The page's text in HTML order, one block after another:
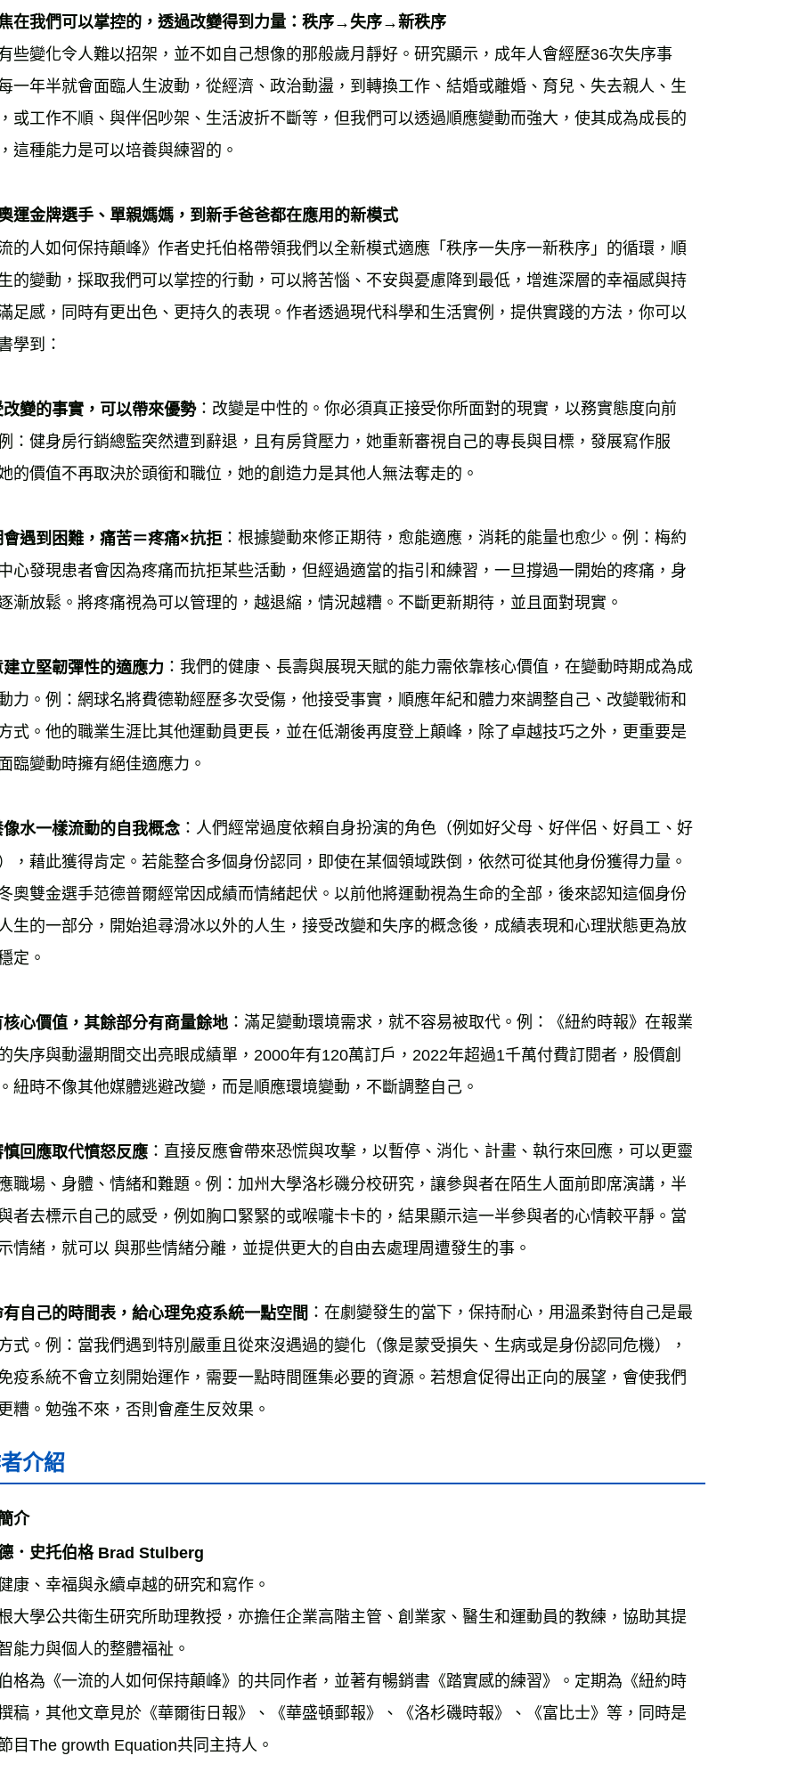
在我們可以掌控的，透過改變得到力量：秩序→失序→新秩序
些變化令人難以招架，並不如自己想像的那般歲月靜好。研究顯示，成年人會經歷36次失序事
一年半就會面臨人生波動，從經濟、政治動盪，到轉換工作、結婚或離婚、育兒、失去親人、生
或工作不順、與伴侶吵架、生活波折不斷等，但我們可以透過順應變動而強大，使其成為成長的
這種能力是可以培養與練習的。
運金牌選手、單親媽媽，到新手爸爸都在應用的新模式
的人如何保持顛峰》作者史托伯格帶領我們以全新模式適應「秩序一失序一新秩序」的循環，順
的變動，採取我們可以掌控的行動，可以將苦惱、不安與憂慮降到最低，增進深層的幸福感與持
足感，同時有更出色、更持久的表現。作者透過現代科學和生活實例，提供實踐的方法，你可以
學到：
改變的事實，可以帶來優勢：改變是中性的。你必須真正接受你所面對的現實，以務實態度向前
：健身房行銷總監突然遭到辭退，且有房貸壓力，她重新審視自己的專長與目標，發展寫作服
的價值不再取決於頭銜和職位，她的創造力是其他人無法奪走的。
會遇到困難，痛苦＝疼痛×抗拒 ：根據變動來修正期待，愈能適應，消耗的能量也愈少。例：梅約
心發現患者會因為疼痛而抗拒某些活動，但經過適當的指引和練習，一旦撐過一開始的疼痛，身
漸放鬆。將疼痛視為可以管理的，越退縮，情況越糟。不斷更新期待，並且面對現實。
立堅韌彈性的適應力 ：我們的健康、長壽與展現天賦的能力需依靠核心價值，在變動時期成為成
力。例：網球名將費德勒經歷多次受傷，他接受事實，順應年紀和體力來調整自己、改變戰術和
式。他的職業生涯比其他運動員更長，並在低潮後再度登上顛峰，除了卓越技巧之外，更重要是
臨變動時擁有絕佳適應力。
像水一樣流動的自我概念：人們經常過度依賴自身扮演的角色（例如好父母、好伴侶、好員工、好
，藉此獲得肯定。若能整合多個身份認同，即使在某個領域跌倒，依然可從其他身份獲得力量。
奧雙金選手范德普爾經常因成績而情緒起伏。以前他將運動視為生命的全部，後來認知這個身份
生的一部分，開始追尋滑冰以外的人生，接受改變和失序的概念後，成績表現和心理狀態更為放
定。
核心價值，其餘部分有商量餘地 ：滿足變動環境需求，就不容易被取代。例：《紐約時報》在報業
失序與動盪期間交出亮眼成績單，2000年有120萬訂戶，2022年超過1千萬付費訂閱者，股價創
紐時不像其他媒體逃避改變，而是順應環境變動，不斷調整自己。
慎回應取代憤怒反應 ：直接反應會帶來恐慌與攻擊，以暫停、消化、計畫、執行來回應，可以更靈
職場、身體、情緒和難題。例：加州大學洛杉磯分校研究，讓參與者在陌生人面前即席演講，半
者去標示自己的感受，例如胸口緊緊的或喉嚨卡卡的，結果顯示這一半參與者的心情較平靜。當
情緒，就可以 與那些情緒分離，並提供更大的自由去處理周遭發生的事。
自己的時間表，給心理免疫系統一點空間 ：在劇變發生的當下，保持耐心，用溫柔對待自己是最
式。例：當我們遇到特別嚴重且從來沒遇過的變化（像是蒙受損失、生病或是身份認同危機），
疫系統不會立刻開始運作，需要一點時間匯集必要的資源。若想倉促得出正向的展望，會使我們
糟。勉強不來，否則會產生反效果。
介紹
介
．史托伯格 Brad Stulberg
康、幸福與永續卓越的研究和寫作。
大學公共衛生研究所助理教授，亦擔任企業高階主管、創業家、醫生和運動員的教練，協助其提
能力與個人的整體福祉。
格為《一流的人如何保持顛峰》的共同作者，並著有暢銷書《踏實感的練習》。定期為《紐約時
稿，其他文章見於《華爾街日報》、《華盛頓郵報》、《洛杉磯時報》、《富比士》等，同時是
目The growth Equation共同主持人。